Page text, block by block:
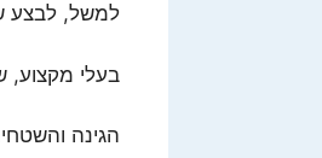
למשל, לבצע
בעלי מקצוע,
הגינה